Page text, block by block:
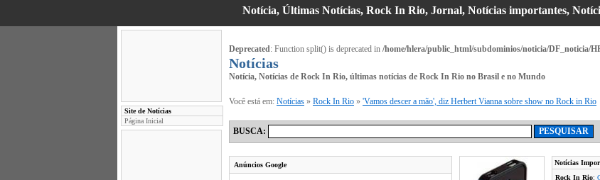
Notícia, Últimas Notícias, Rock In Rio, Jornal, Notícias importantes,
Site de Notícias
Página Inicial
Deprecated: Function split() is deprecated in /home/hlera/public_html/subdominios/noticia/DF_noticia/
Notícias
Notícia, Notícias de Rock In Rio, últimas notícias de Rock In Rio no Brasil e no Mundo
Você está em: Notícias » Rock In Rio » 'Vamos descer a mão', diz Herbert Vianna sobre show no Rock in Rio
BUSCA:
Anúncios Google
Notícias
Rock In Rio: